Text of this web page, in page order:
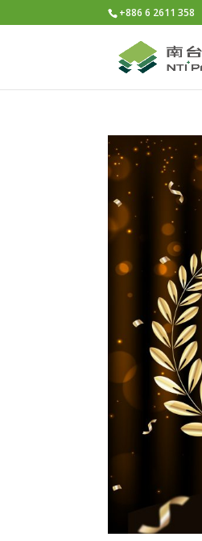
+886 6 2611 358